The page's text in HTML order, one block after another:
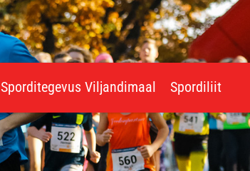
Sporditegevus Viljandimaal Spordiliit